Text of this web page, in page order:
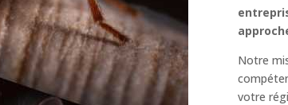
Notre
votre